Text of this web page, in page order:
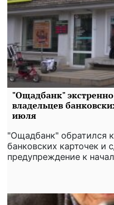
"Ощадбанк"
владельцев
июля
"Ощадбанк" обратился
банковских карточек и
предупреждение к